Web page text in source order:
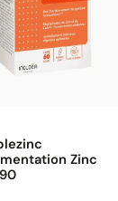
Zinc